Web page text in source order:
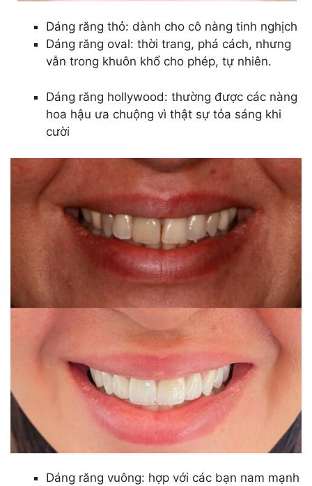
Dáng răng thỏ: dành cho cô nàng tinh nghịch
Dáng răng oval: thời trang, phá cách, nhưng
vẫn trong khuôn khổ cho phép, tự nhiên.
Dáng răng hollywood: thường được các nàng
hoa hậu ưa chuộng vì thật sự tỏa sáng khi
cười
Dáng răng vuông: hợp với các bạn nam mạnh